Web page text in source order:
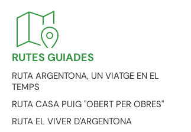
RUTES GUIADES
RUTA ARGENTONA, UN VIATGE EN EL
TEMPS
RUTA CASA PUIG "OBERT PER OBRES"
RUTA EL VIVER D'ARGENTONA